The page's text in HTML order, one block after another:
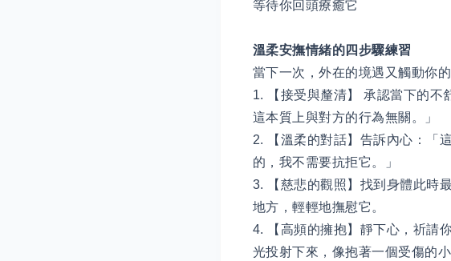
等待你回頭療癒它
溫柔安撫情緒的四步驟練習
當下一次，外在的境遇又觸動你
1. 【接受與釐清】 承認當下的不
這本質上與對方的行為無關。」
2. 【溫柔的對話】告訴內心：「
的，我不需要抗拒它。」
3. 【慈悲的觀照】找到身體此時
地方，輕輕地撫慰它。
4. 【高頻的擁抱】靜下心，祈請
光投射下來，像抱著一個受傷的